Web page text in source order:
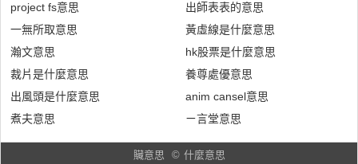
project fs意思
一無所取意思
瀚文意思
裁片是什麼意思
出風頭是什麼意思
煮夫意思
出師表表的意思
黃虛線是什麼意思
hk股票是什麼意思
養尊處優意思
anim cansel意思
ㄧ言堂意思
贜意思 © 什麼意思